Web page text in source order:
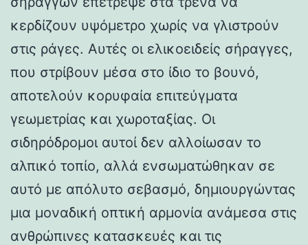
κερδίζουν υψόμετρο χωρίς να γλιστρούν
στις ράγες. Αυτές οι ελικοειδείς σήραγγες,
που στρίβουν μέσα στο ίδιο το βουνό,
αποτελούν κορυφαία επιτεύγματα
γεωμετρίας και χωροταξίας. Οι
σιδηρόδρομοι αυτοί δεν αλλοίωσαν το
αλπικό τοπίο, αλλά ενσωματώθηκαν σε
αυτό με απόλυτο σεβασμό, δημιουργώντας
μια μοναδική οπτική αρμονία ανάμεσα στις
ανθρώπινες κατασκευές και τις